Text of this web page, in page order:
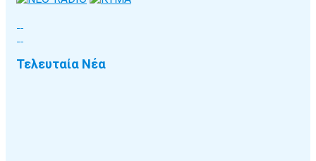
Τελευταία Νέα